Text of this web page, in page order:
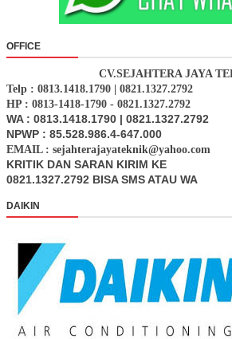
OFFICE
CV.SEJAHTERA JAYA
Telp : 0813.1418.1790 | 0821.1327.2792
HP : 0813-1418-1790 - 0821.1327.2792
WA : 0813.1418.1790 | 0821.1327.2792
NPWP : 85.528.986.4-647.000
EMAIL : sejahterajayateknik@yahoo.com
KRITIK DAN SARAN KIRIM KE
0821.1327.2792 BISA SMS ATAU WA
DAIKIN